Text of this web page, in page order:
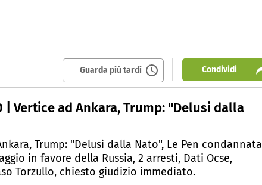
Guarda più tardi Condividi
| Vertice ad Ankara, Trump: "Delusi dalla
Trump: "Delusi dalla Nato", Le Pen condannata
in favore della Russia, 2 arresti, Dati Ocse,
Torzullo, chiesto giudizio immediato.